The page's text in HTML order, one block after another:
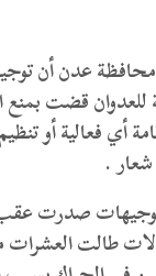
عدن أن
للعدوان قضت
أي فعالية أو
.
صدرت
طالت العشرات